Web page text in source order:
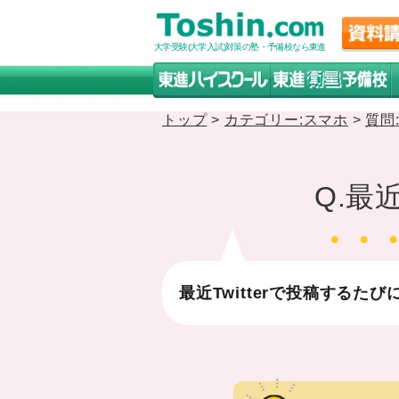
大学受験(大学入試)対策の塾・予備校なら東進
トップ> カテゴリー:スマホ > 質
Q.最
最近Twitterで投稿するたび